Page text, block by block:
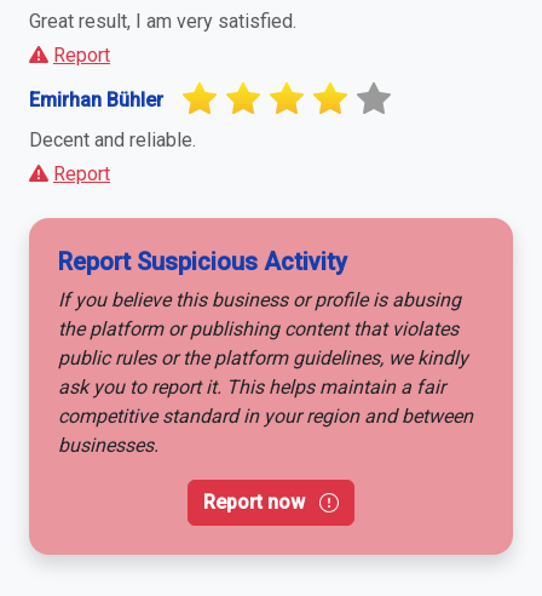
Great result, I am very satisfied.
Report
Emirhan Bühler
Decent and reliable.
Report
Report Suspicious Activity
If you believe this business or profile is abusing
the platform or publishing content that violates
public rules or the platform guidelines, we kindly
ask you to report it. This helps maintain a fair
competitive standard in your region and between
businesses.
Report now